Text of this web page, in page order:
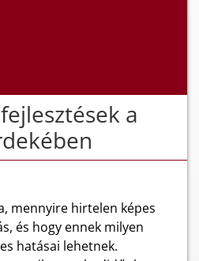
a
mennyire hirtelen képes
és hogy ennek milyen
hatásai lehetnek.